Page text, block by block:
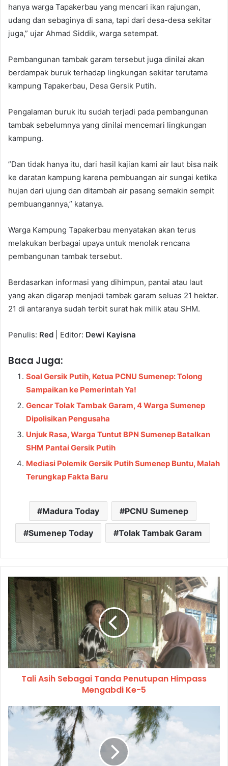
hanya warga Tapakerbau yang mencari ikan rajungan,
udang dan sebaginya di sana, tapi dari desa-desa sekitar
juga,” ujar Ahmad Siddik, warga setempat.
Pembangunan tambak garam tersebut juga dinilai akan
berdampak buruk terhadap lingkungan sekitar terutama
kampung Tapakerbau, Desa Gersik Putih.
Pengalaman buruk itu sudah terjadi pada pembangunan
tambak sebelumnya yang dinilai mencemari lingkungan
kampung.
”Dan tidak hanya itu, dari hasil kajian kami air laut bisa naik
ke daratan kampung karena pembuangan air sungai ketika
hujan dari ujung dan ditambah air pasang semakin sempit
pembuangannya,” katanya.
Warga Kampung Tapakerbau menyatakan akan terus
melakukan berbagai upaya untuk menolak rencana
pembangunan tambak tersebut.
Berdasarkan informasi yang dihimpun, pantai atau laut
yang akan digarap menjadi tambak garam seluas 21 hektar.
21 di antaranya sudah terbit surat hak milik atau SHM.
Penulis: Red | Editor: Dewi Kayisna
Baca Juga:
Soal Gersik Putih, Ketua PCNU Sumenep: Tolong
Sampaikan ke Pemerintah Ya!
Gencar Tolak Tambak Garam, 4 Warga Sumenep
Dipolisikan Pengusaha
Unjuk Rasa, Warga Tuntut BPN Sumenep Batalkan
SHM Pantai Gersik Putih
Mediasi Polemik Gersik Putih Sumenep Buntu, Malah
Terungkap Fakta Baru
Madura Today PCNU Sumenep
Sumenep Today Tolak Tambak Garam
Tali Asih Sebagai Tanda Penutupan Himpass
Mengabdi Ke-5